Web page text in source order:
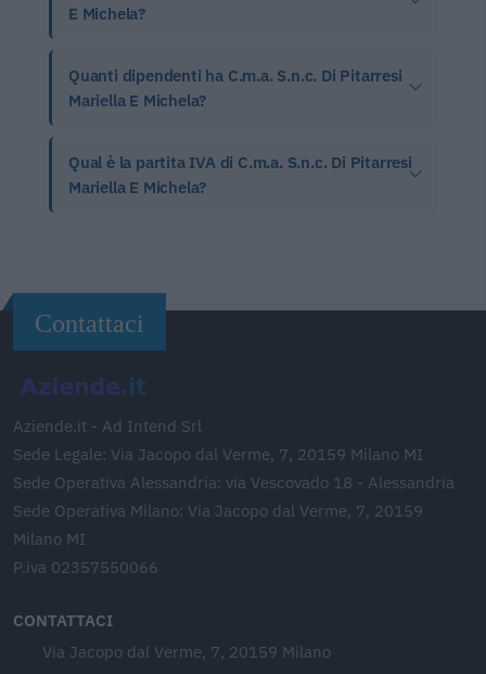
E Michela?
Quanti dipendenti ha C.m.a. S.n.c. Di Pitarresi
Mariella E Michela?
Qual è la partita IVA di C.m.a. S.n.c. Di Pitarresi
Mariella E Michela?
Contattaci
Aziende.it - Ad Intend Srl
Sede Legale: Via Jacopo dal Verme, 7, 20159 Milano MI
Sede Operativa Alessandria: via Vescovado 18 - Alessandria
Sede Operativa Milano: Via Jacopo dal Verme, 7, 20159
Milano MI
P.iva 02357550066
CONTATTACI
Via Jacopo dal Verme, 7, 20159 Milano